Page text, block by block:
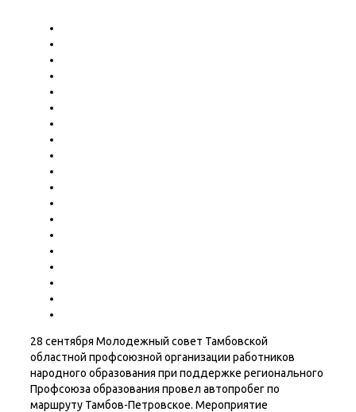
28 сентября Молодежный совет Тамбовской
областной профсоюзной организации работников
народного образования при поддержке регионального
Профсоюза образования провел автопробег по
маршруту Тамбов-Петровское. Мероприятие